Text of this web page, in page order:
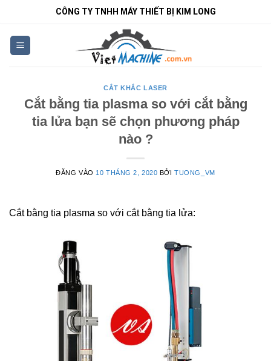
nội
dung
CÔNG TY TNHH MÁY THIẾT BỊ KIM LONG
CẮT KHẮC LASER
Cắt bằng tia plasma so với cắt bằng
tia lửa bạn sẽ chọn phương pháp
nào ?
ĐĂNG VÀO 10 THÁNG 2, 2020 BỞITUONG_VM
Cắt bằng tia plasma so với cắt bằng tia lửa: